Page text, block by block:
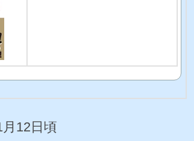
12日頃